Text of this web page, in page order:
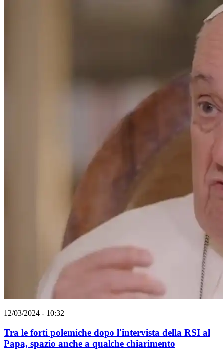
12/03/2024 - 10:32
Tra le forti polemiche dopo l'intervista della RSI al
Papa, spazio anche a qualche chiarimento